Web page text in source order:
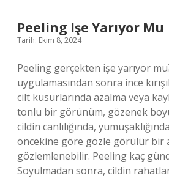
Peeling Işe Yarıyor Mu
Tarih: Ekim 8, 2024
Peeling gerçekten işe yarıyor
uygulamasından sonra ince
cilt kusurlarında azalma veya
tonlu bir görünüm, gözenek
cildin canlılığında,
öncekine göre gözle görülür bir
gözlemlenebilir. Peeling kaç
Soyulmadan sonra, cildin